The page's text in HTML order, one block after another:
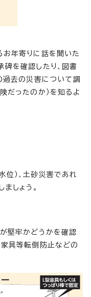
お年寄りに話を聞いた
碑を確認したり、図書
過去の災害について調
だったのか）を知るよ
）、土砂災害であれ
しょう。
堅牢かどうかを確認
家具等転倒防止などの